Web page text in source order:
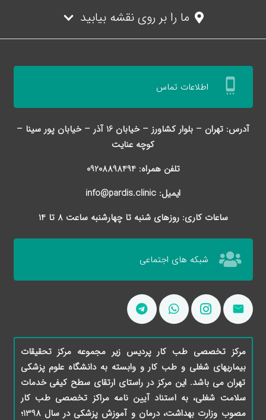
ما را بر روی نقشه بیابید
settings_cell اطلاعات تماس
آدرس: تهران – بلوار کشاورز – خیابان 16 آذر – خیابان پور سینا –
کوچه عنایت
تلفن همراه: 09208898494
ایمیل: info@pardis.clinic
ساعات کاری: روزهای شنبه تا چهارشنبه ساعت 8 تا 14
شبکه های اجتماعی
مرکز تخصصی طب کار پردیس زیر مجموعه مرکز تحقیقات
بیماریهای شغلی و طب کار و وابسته به دانشگاه علوم پزشکی
تهران می باشد. این مرکز در راستای ارتقای سطح کیفی خدمات
سلامت شغلی، به استناد آیین نامه مراکز تخصصی طب کار
مصوب وزارت بهداشت، درمان و آموزش پزشکی در سال 1398؛